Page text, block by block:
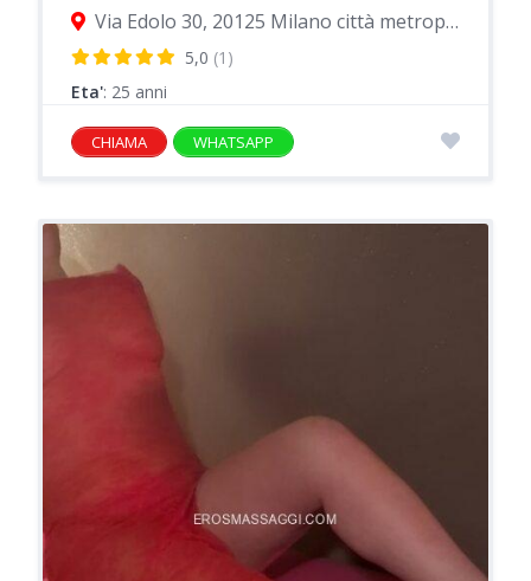
Via Edolo 30, 20125 Milano città metropolitana di Milano, Italia
5,0 (1)
Eta': 25 anni
CHIAMA WHATSAPP